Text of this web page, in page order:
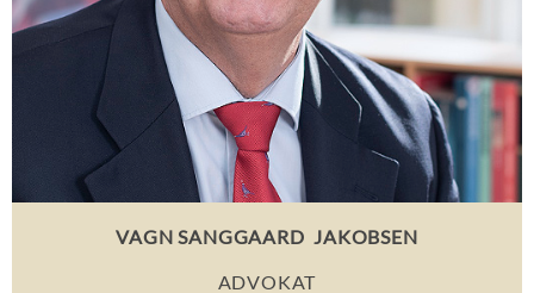
VAGN SANGGAARD JAKOBSEN
ADVOKAT